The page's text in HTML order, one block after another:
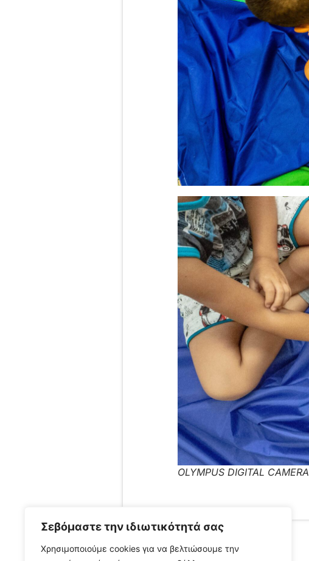
Σεβόμαστε την ιδιωτικότητά σας
Χρησιμοποιούμε cookies για να βελτιώσουμε την
OLYMPUS DIGITAL CAMERA